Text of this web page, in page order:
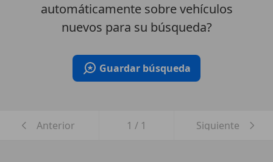
automáticamente sobre vehículos
nuevos para su búsqueda?
Guardar búsqueda
Anterior 1 / 1 Siguiente